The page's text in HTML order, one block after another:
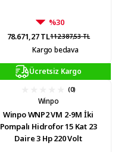
%30
78.671,27 TL112.387,53 TL
Kargo bedava
Ücretsiz Kargo
(0)
Winpo
Winpo WNP2 VM 2-9M İki
Pompalı Hidrofor 15 Kat 23
Daire 3 Hp 220 Volt